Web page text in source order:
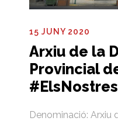
15 JUNY 2020
Arxiu de la
Provincial
Denominació: Arxiu